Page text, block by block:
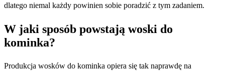
dlatego niemal każdy powinien sobie poradzić z tym zadaniem.
W jaki sposób powstają woski do
kominka?
Produkcja wosków do kominka opiera się tak naprawdę na